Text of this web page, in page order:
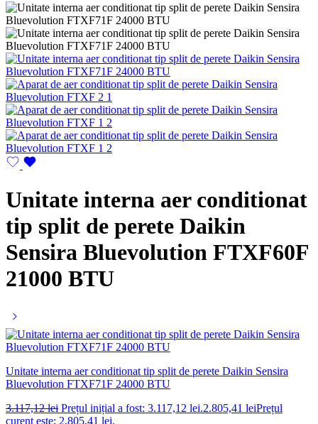
Unitate interna aer conditionat
tip split de perete Daikin
Sensira Bluevolution FTXF60F
21000 BTU
Unitate interna aer conditionat tip split de perete Daikin Sensira
Bluevolution FTXF71F 24000 BTU
3.117,12lei Prețul inițial a fost: 3.117,12 lei.2.805,41 leiPrețul
curent este: 2.805,41 lei.